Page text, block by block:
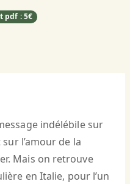
pdf : 5€
indélébile sur
l’amour de la
Mais on retrouve
en Italie, pour l’un